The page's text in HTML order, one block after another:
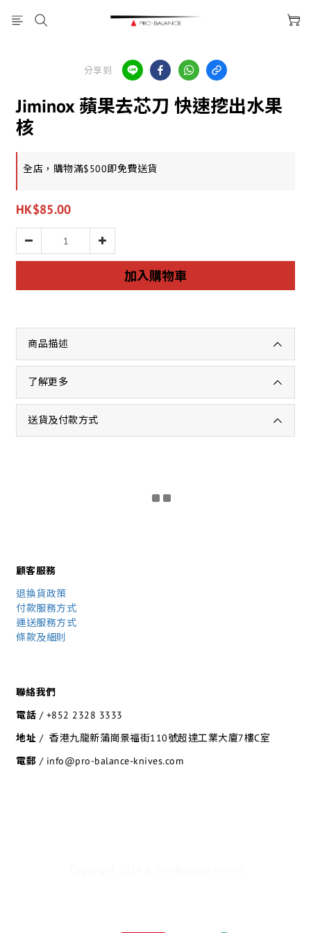
分享到
Jiminox 蘋果去芯刀 快速挖出水果
核
全店，購物滿$500即免費送貨
HK$85.00
加入購物車
商品描述
了解更多
送貨及付款方式
顧客服務
退換貨政策
付款服務方式
運送服務方式
條款及細則
聯絡我們
電話 / +852 2328 3333
地址 / 香港九龍新蒲崗景福街110號超達工業大廈7樓C室
電郵 / info@pro-balance-knives.com